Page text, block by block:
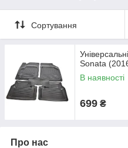
Сортування
Sonata
В наявності
699 ₴
Про нас